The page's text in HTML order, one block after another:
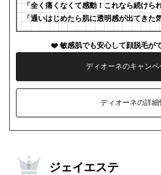
「全く痛くなくて感動！これなら続けら
「通いはじめたら肌に透明感が出てきた
敏感肌でも安心して顔脱毛が
ディオーネのキャンペ
ディオーネの詳細
ジェイエステ